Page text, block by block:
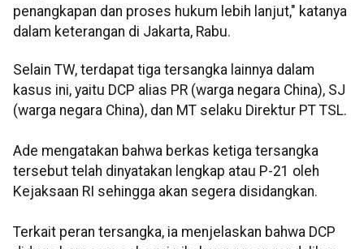
penangkapan dan proses hukum lebih lanjut," katanya
dalam keterangan di Jakarta, Rabu.
Selain TW, terdapat tiga tersangka lainnya dalam
kasus ini, yaitu DCP alias PR (warga negara China), SJ
(warga negara China), dan MT selaku Direktur PT TSL.
Ade mengatakan bahwa berkas ketiga tersangka
tersebut telah dinyatakan lengkap atau P-21 oleh
Kejaksaan RI sehingga akan segera disidangkan.
Terkait peran tersangka, ia menjelaskan bahwa DCP